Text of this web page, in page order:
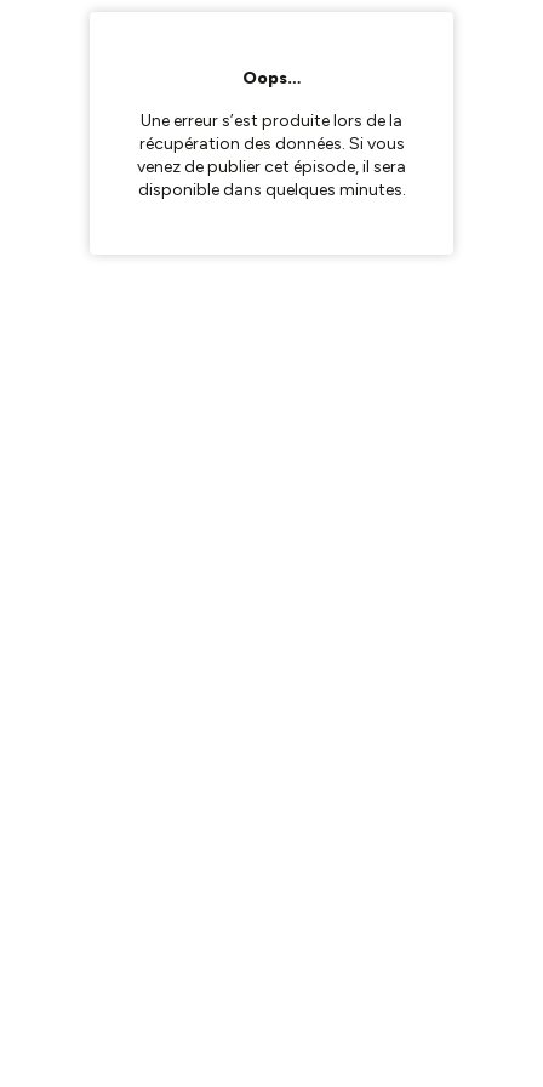
Oops…
Une erreur s’est produite lors de la
récupération des données. Si vous
venez de publier cet épisode, il sera
disponible dans quelques minutes.